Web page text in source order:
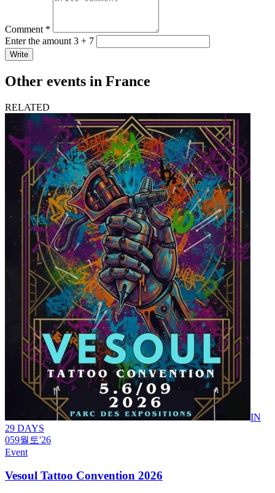
Comment *
Enter the amount 3 + 7
Write
Other events in France
RELATED
IN
29 DAYS
059월 토'26
Event
Vesoul Tattoo Convention 2026